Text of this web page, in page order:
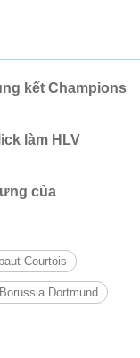
kết Champions
làm HLV
của
Courtois
Borussia Dortmund